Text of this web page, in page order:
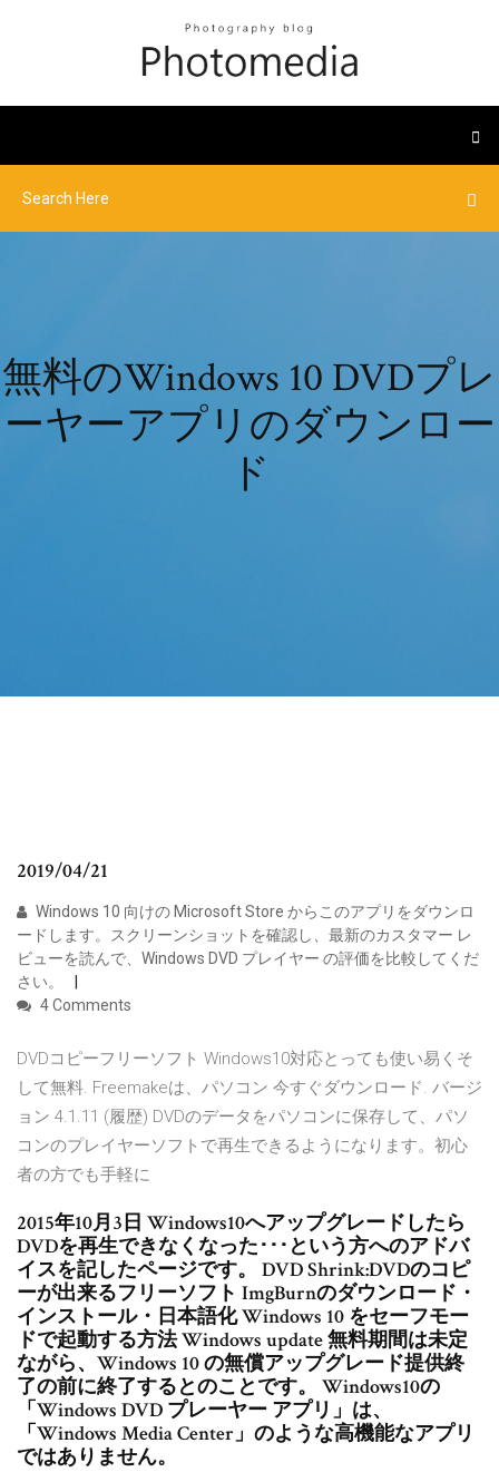
無料のWindows 10 DVDプレ
ーヤーアプリのダウンロー
ド
2019/04/21
Windows 10 向けの Microsoft Store からこのアプリをダウンロ
ードします。スクリーンショットを確認し、最新のカスタマー レ
ビューを読んで、Windows DVD プレイヤー の評価を比較してくだ
さい。
4 Comments
DVDコピーフリーソフト Windows10対応とっても使い易くそ
して無料. Freemakeは、パソコン 今すぐダウンロード. バージ
ョン 4.1.11 (履歴) DVDのデータをパソコンに保存して、パソ
コンのプレイヤーソフトで再生できるようになります。初心
者の方でも手軽に
2015年10月3日 Windows10へアップグレードしたら
DVDを再生できなくなった･･･という方へのアドバ
イスを記したページです。 DVD Shrink:DVDのコピ
ーが出来るフリーソフト ImgBurnのダウンロード・
インストール・日本語化 Windows 10 をセーフモー
ドで起動する方法 Windows update 無料期間は未定
ながら、Windows 10 の無償アップグレード提供終
了の前に終了するとのことです。 Windows10の
「Windows DVD プレーヤー アプリ」は、
「Windows Media Center」のような高機能なアプリ
ではありません。